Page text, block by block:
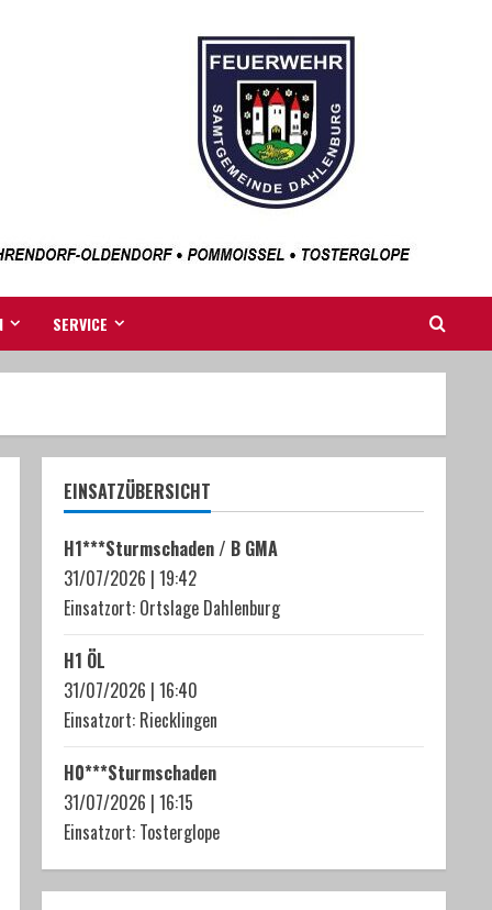
SERVICE
EINSATZÜBERSICHT
H1***Sturmschaden / B GMA
31/07/2026 | 19:42
Einsatzort: Ortslage Dahlenburg
H1 ÖL
31/07/2026 | 16:40
Einsatzort: Riecklingen
H0***Sturmschaden
31/07/2026 | 16:15
Einsatzort: Tosterglope